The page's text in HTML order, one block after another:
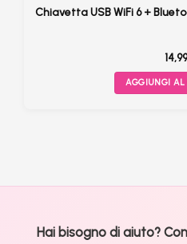
Chiavetta USB WiFi 6 +
14,99
AGGIUNGI AL
Hai bisogno di aiuto?